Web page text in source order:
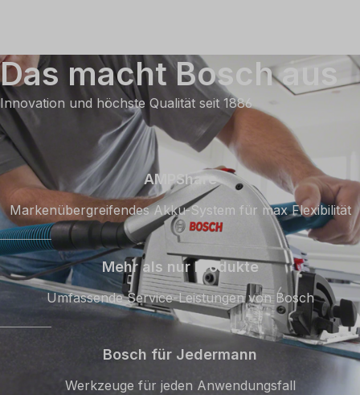
Das macht Bosch aus
Innovation und höchste Qualität seit 1886
AMPShare
Markenübergreifendes Akku-System für max Flexibilität
Mehr als nur Produkte
Umfassende Service-Leistungen von Bosch
Bosch für Jedermann
Werkzeuge für jeden Anwendungsfall